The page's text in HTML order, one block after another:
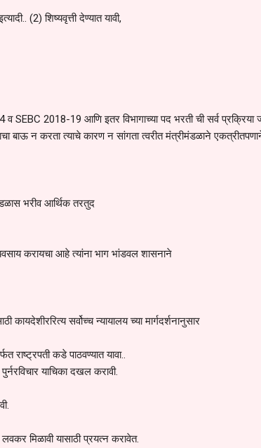
(2) शिष्यवृत्ती देण्यात यावी,
व SEBC 2018-19 आणि इतर विभागाच्या पद भरती ची सर्व प्रक्रिया
बाऊ न करता त्याचे कारण न सांगता त्वरीत मंत्रीमंडळाने
भरीव आर्थिक तरतुद
करायचा आहे त्यांना भाग भांडवल शासनाने
कायदेशीररित्य सर्वोच्च न्यायालय च्या मार्गदर्शनानुसार
राष्ट्रपती कडे पाठवण्यात यावा..
याचिका दखल करावी.
लवकर मिळावी यासाठी प्रयत्न करावेत.